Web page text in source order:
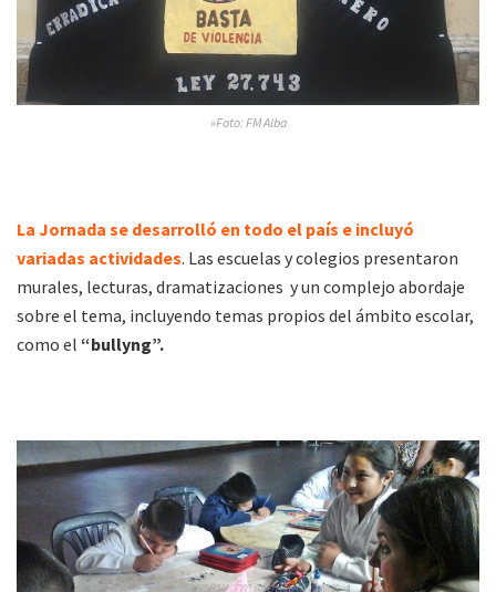
»Foto: FM Alba
La Jornada se desarrolló en todo el país e incluyó
variadas actividades. Las escuelas y colegios presentaron
murales, lecturas, dramatizaciones y un complejo abordaje
sobre el tema, incluyendo temas propios del ámbito escolar,
como el “bullyng”.